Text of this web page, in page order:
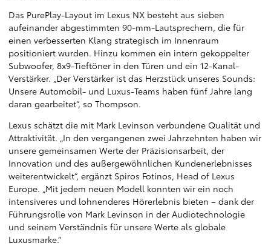
Das PurePlay-Layout im Lexus NX besteht aus sieben
aufeinander abgestimmten 90-mm-Lautsprechern, die für
einen verbesserten Klang strategisch im Innenraum
positioniert wurden. Hinzu kommen ein intern gekoppelter
Subwoofer, 8x9-Tieftöner in den Türen und ein 12-Kanal-
Verstärker. „Der Verstärker ist das Herzstück unseres Sounds:
Unsere Automobil- und Luxus-Teams haben fünf Jahre lang
daran gearbeitet“, so Thompson.
Lexus schätzt die mit Mark Levinson verbundene Qualität und
Attraktivität. „In den vergangenen zwei Jahrzehnten haben wir
unsere gemeinsamen Werte der Präzisionsarbeit, der
Innovation und des außergewöhnlichen Kundenerlebnisses
weiterentwickelt“, ergänzt Spiros Fotinos, Head of Lexus
Europe. „Mit jedem neuen Modell konnten wir ein noch
intensiveres und lohnenderes Hörerlebnis bieten – dank der
Führungsrolle von Mark Levinson in der Audiotechnologie
und seinem Verständnis für unsere Werte als globale
Luxusmarke.“